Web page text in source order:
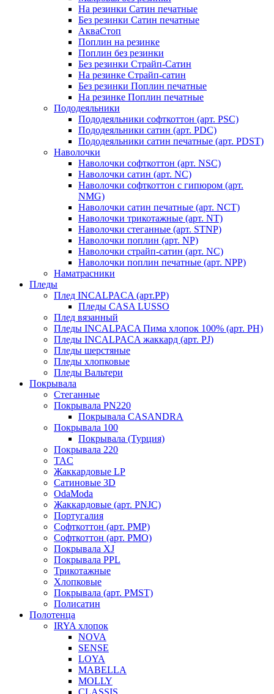
На резинки Сатин печатные
Без резинки Сатин печатные
АкваСтоп
Поплин на резинке
Поплин без резинки
Без резинки Страйп-Сатин
На резинке Страйп-сатин
Без резинки Поплин печатные
На резинке Поплин печатные
Пододеяльники
Пододеяльники софткоттон (арт. PSC)
Пододеяльники сатин (арт. PDC)
Пододеяльники сатин печатные (арт. PDST)
Наволочки
Наволочки софткоттон (арт. NSC)
Наволочки сатин (арт. NC)
Наволочки софткоттон с гипюром (арт.
NMG)
Наволочки сатин печатные (арт. NCT)
Наволочки трикотажные (арт. NT)
Наволочки стеганные (арт. STNP)
Наволочки поплин (арт. NP)
Наволочки страйп-сатин (арт. NC)
Наволочки поплин печатные (арт. NPP)
Наматрасники
Пледы
Плед INCALPACA (арт.PP)
Пледы CASA LUSSO
Плед вязанный
Пледы INCALPACA Пима хлопок 100% (арт. PH)
Пледы INCALPACA жаккард (арт. PJ)
Пледы шерстяные
Пледы хлопковые
Пледы Вальтери
Покрывала
Стеганные
Покрывала PN220
Покрывала CASANDRA
Покрывала 100
Покрывала (Турция)
Покрывала 220
TAC
Жаккардовые LP
Сатиновые 3D
OdaModa
Жаккардовые (арт. PNJC)
Португалия
Софткоттон (арт. PMP)
Софткоттон (арт. PMO)
Покрывала XJ
Покрывала PPL
Трикотажные
Хлопковые
Покрывала (арт. PMST)
Полисатин
Полотенца
IRYA хлопок
NOVA
SENSE
LOYA
MABELLA
MOLLY
CLASSIS